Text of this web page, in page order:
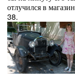
отлучился в
38.